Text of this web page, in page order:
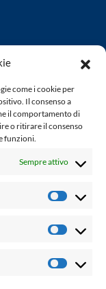
come i cookie per
Il consenso a
il comportamento di
o ritirare il consenso
funzioni.
Sempre attivo
giornalistica in
Non può
per